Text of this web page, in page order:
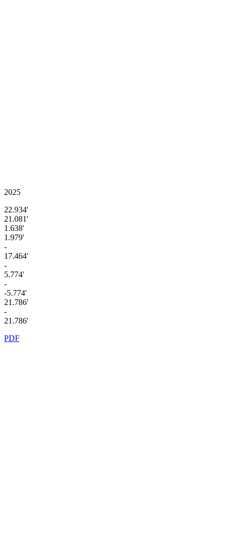
2025
22.934'
21.081'
1.638'
1.979'
-
17.464'
-
5.774'
-
-5.774'
21.786'
-
21.786'
PDF